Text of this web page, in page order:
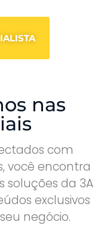
nas
com
você encontra
soluções da 3A
exclusivos
negócio.